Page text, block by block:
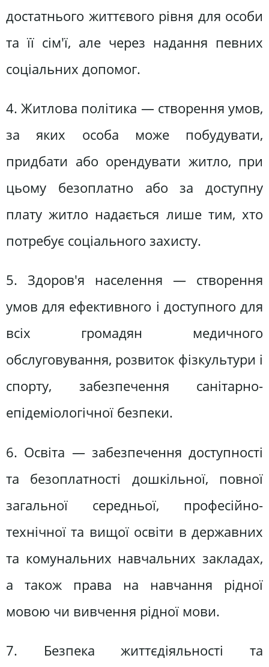
достатнього життєвого рівня для особи
та її сім'ї, але через надання певних
соціальних допомог.
4. Житлова політика — створення умов,
за яких особа може побудувати,
придбати або орендувати житло, при
цьому безоплатно або за доступну
плату житло надається лише тим, хто
потребує соціального захисту.
5. Здоров'я населення — створення
умов для ефективного і доступного для
всіх громадян медичного
обслуговування, розвиток фізкультури і
спорту, забезпечення санітарно-
епідеміологічної безпеки.
6. Освіта — забезпечення доступності
та безоплатності дошкільної, повної
загальної середньої, професійно-
технічної та вищої освіти в державних
та комунальних навчальних закладах,
а також права на навчання рідної
мовою чи вивчення рідної мови.
7. Безпека життєдіяльності та